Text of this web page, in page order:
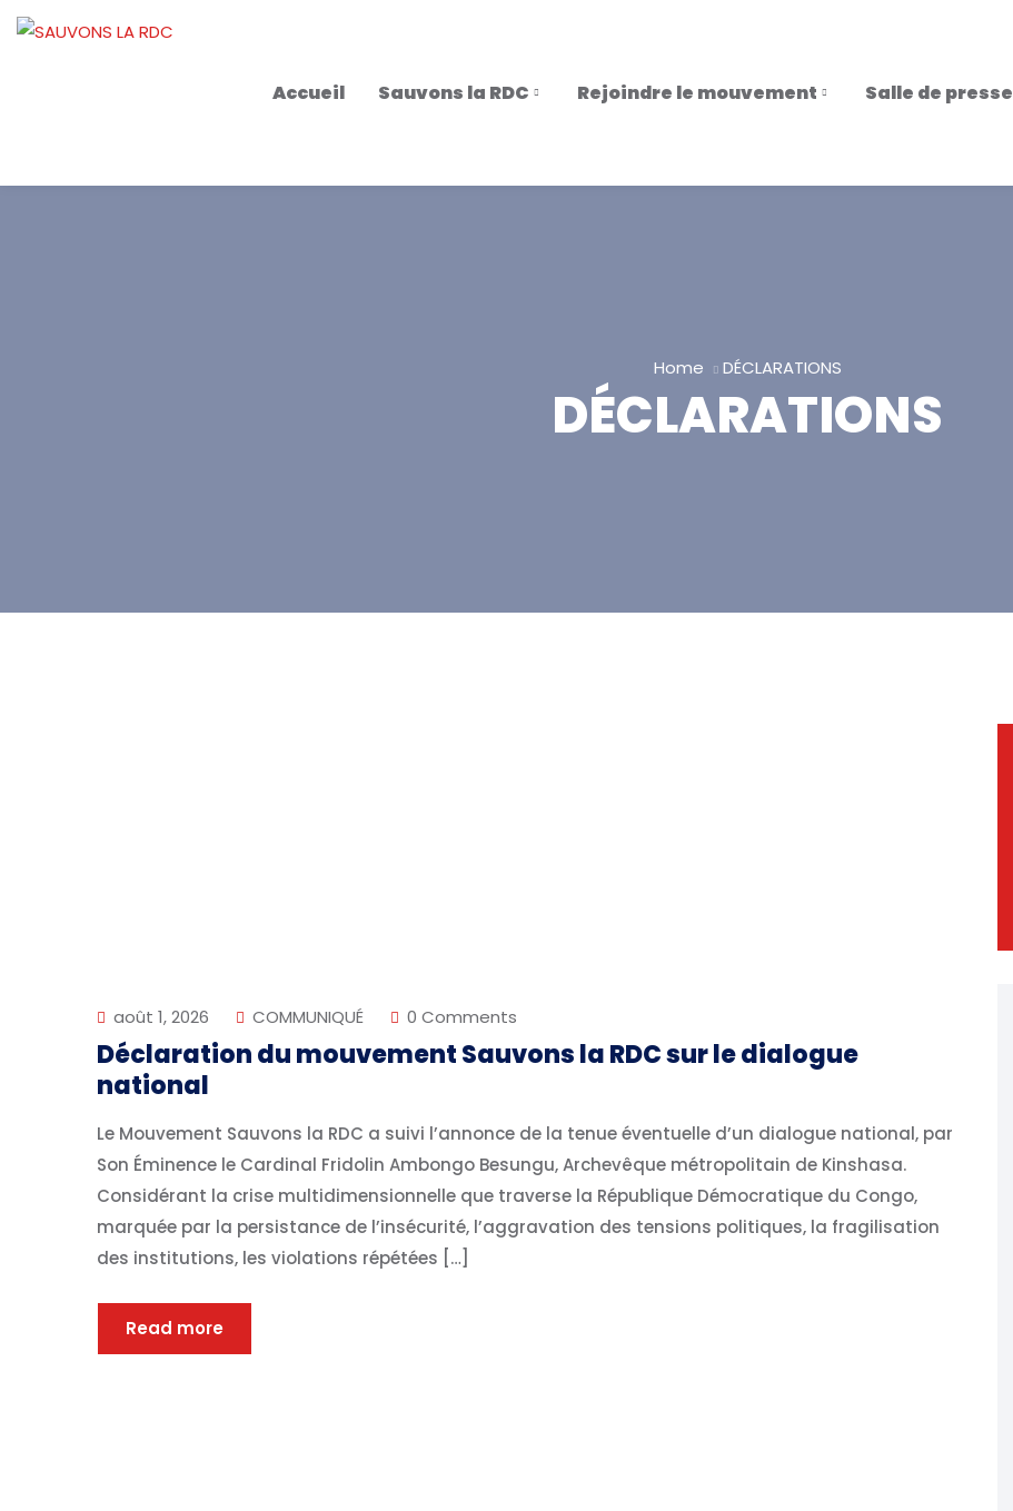
Accueil Sauvons la RDC Rejoindre le mouvement Salle de presse
Home DÉCLARATIONS
DÉCLARATIONS
août 1, 2026 COMMUNIQUÉ 0 Comments
Déclaration du mouvement Sauvons la RDC sur le dialogue
national
Le Mouvement Sauvons la RDC a suivi l’annonce de la tenue éventuelle d’un dialogue national, par
Son Éminence le Cardinal Fridolin Ambongo Besungu, Archevêque métropolitain de Kinshasa.
Considérant la crise multidimensionnelle que traverse la République Démocratique du Congo,
marquée par la persistance de l’insécurité, l’aggravation des tensions politiques, la fragilisation
des institutions, les violations répétées […]
Read more